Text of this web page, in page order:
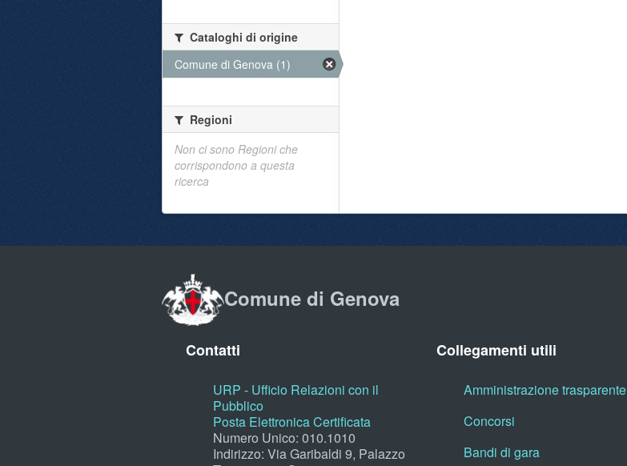
Cataloghi di origine
Comune di Genova (1)
Regioni
Non ci sono Regioni che
corrispondono a questa
ricerca
Comune di Genova
Contatti
URP - Ufficio Relazioni con il
Pubblico
Posta Elettronica Certificata
Numero Unico: 010.1010
Indirizzo: Via Garibaldi 9, Palazzo
Collegamenti utili
Amministrazione trasparente
Concorsi
Bandi di gara